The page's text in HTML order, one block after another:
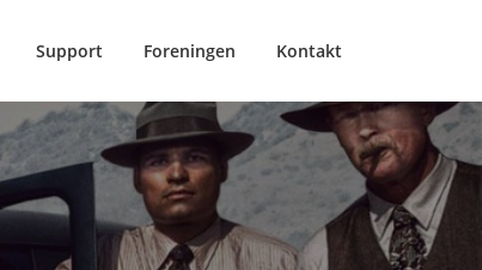
Support Foreningen Kontakt